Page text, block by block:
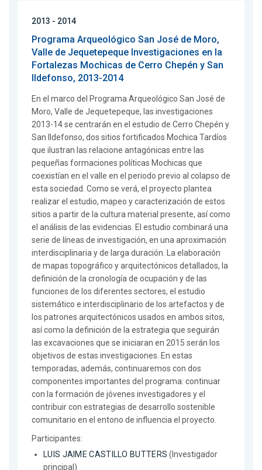
2013 - 2014
Programa Arqueológico San José de Moro,
Valle de Jequetepeque Investigaciones en la
Fortalezas Mochicas de Cerro Chepén y San
Ildefonso, 2013-2014
En el marco del Programa Arqueológico San José de
Moro, Valle de Jequetepeque, las investigaciones
2013-14 se centrarán en el estudio de Cerro Chepén y
San Ildefonso, dos sitios fortificados Mochica Tardíos
que ilustran las relacione antagónicas entre las
pequeñas formaciones políticas Mochicas que
coexistían en el valle en el periodo previo al colapso de
esta sociedad. Como se verá, el proyecto plantea
realizar el estudio, mapeo y caracterización de estos
sitios a partir de la cultura material presente, así como
el análisis de las evidencias. El estudio combinará una
serie de líneas de investigación, en una aproximación
interdisciplinaria y de larga duración. La elaboración
de mapas topográfico y arquitectónicos detallados, la
definición de la cronología de ocupación y de las
funciones de los diferentes sectores, el estudio
sistemático e interdisciplinario de los artefactos y de
los patrones arquitectónicos usados en ambos sitos,
así como la definición de la estrategia que seguirán
las excavaciones que se iniciaran en 2015 serán los
objetivos de estas investigaciones. En estas
temporadas, además, continuaremos con dos
componentes importantes del programa: continuar
con la formación de jóvenes investigadores y el
contribuir con estrategias de desarrollo sostenible
comunitario en el entono de influencia el proyecto.
Participantes:
LUIS JAIME CASTILLO BUTTERS (Investigador
principal)